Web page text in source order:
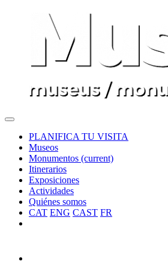
PLANIFICA TU VISITA
Museos
Monumentos (current)
Itinerarios
Exposiciones
Actividades
Quiénes somos
CAT ENG CAST FR